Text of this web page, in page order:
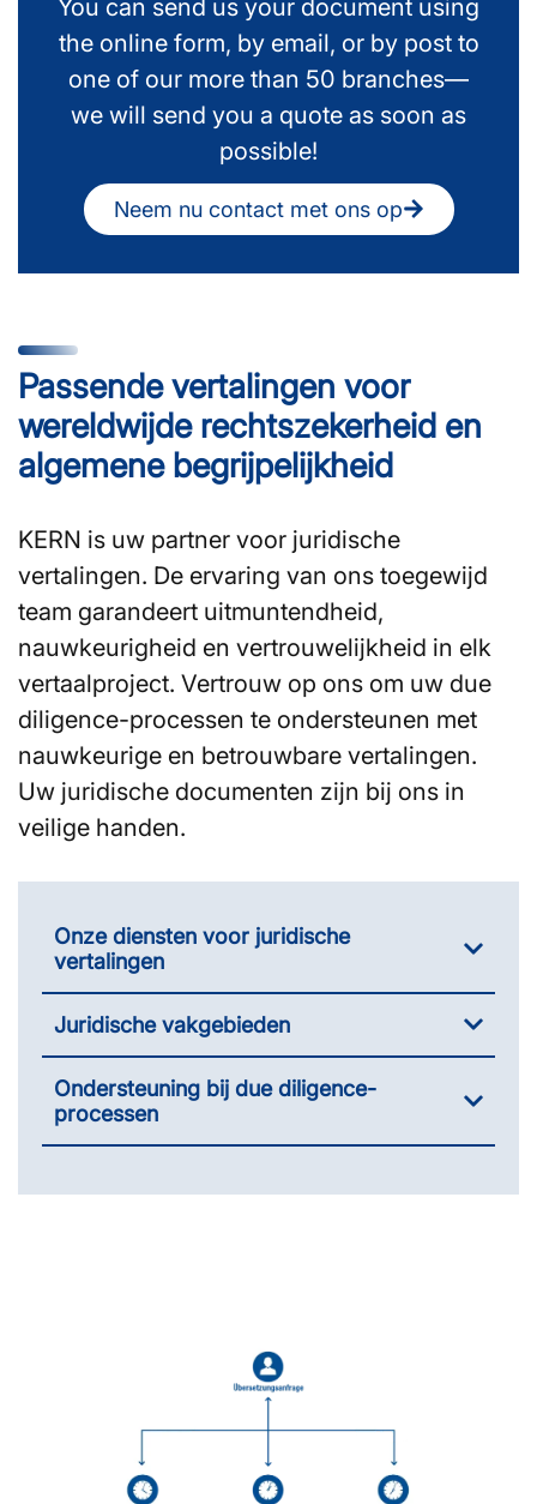
You can send us your document using
the online form, by email, or by post to
one of our more than 50 branches—
we will send you a quote as soon as
possible!
Neem nu contact met ons op
Passende vertalingen voor
wereldwijde rechtszekerheid en
algemene begrijpelijkheid
KERN is uw partner voor juridische
vertalingen. De ervaring van ons toegewijd
team garandeert uitmuntendheid,
nauwkeurigheid en vertrouwelijkheid in elk
vertaalproject. Vertrouw op ons om uw due
diligence-processen te ondersteunen met
nauwkeurige en betrouwbare vertalingen.
Uw juridische documenten zijn bij ons in
veilige handen.
Onze diensten voor juridische
vertalingen
Juridische vakgebieden
Ondersteuning bij due diligence-
processen